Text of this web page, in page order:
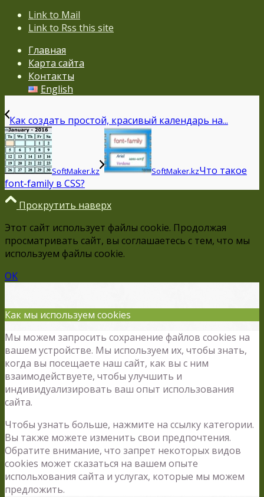
Link to Mail
Link to Rss this site
Главная
Карта сайта
Контакты
English
Как создать простой, красивый календарь на...
SoftMaker.kz SoftMaker.kzЧто такое
font-family в CSS?
Прокрутить наверх
Этот сайт использует файлы cookie. Продолжая
просматривать сайт, вы соглашаетесь с тем, что мы
используем файлы cookie.
OK
Как мы используем cookies
Мы можем запросить сохранение файлов cookies на
вашем устройстве. Мы используем их, чтобы знать,
когда вы посещаете наш сайт, как вы с ним
взаимодействуете, чтобы улучшить и
индивидуализировать ваш опыт использования
сайта.
Чтобы узнать больше, нажмите на ссылку категории.
Вы также можете изменить свои предпочтения.
Обратите внимание, что запрет некоторых видов
cookies может сказаться на вашем опыте
испольхования сайта и услугах, которые мы можем
предложить.